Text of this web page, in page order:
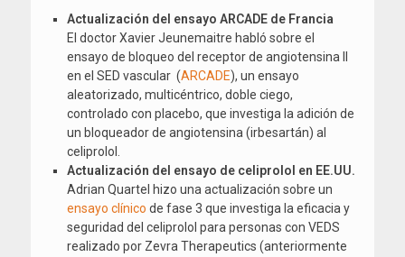
Actualización del ensayo ARCADE de Francia
El doctor Xavier Jeunemaitre habló sobre el
ensayo de bloqueo del receptor de angiotensina II
en el SED vascular (ARCADE), un ensayo
aleatorizado, multicéntrico, doble ciego,
controlado con placebo, que investiga la adición de
un bloqueador de angiotensina (irbesartán) al
celiprolol.
Actualización del ensayo de celiprolol en EE.UU.
Adrian Quartel hizo una actualización sobre un
ensayo clínico de fase 3 que investiga la eficacia y
seguridad del celiprolol para personas con VEDS
realizado por Zevra Therapeutics (anteriormente